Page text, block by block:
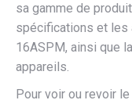
sa gamme de
spécifications et les
16ASPM, ainsi que
appareils.
Pour voir ou revoir